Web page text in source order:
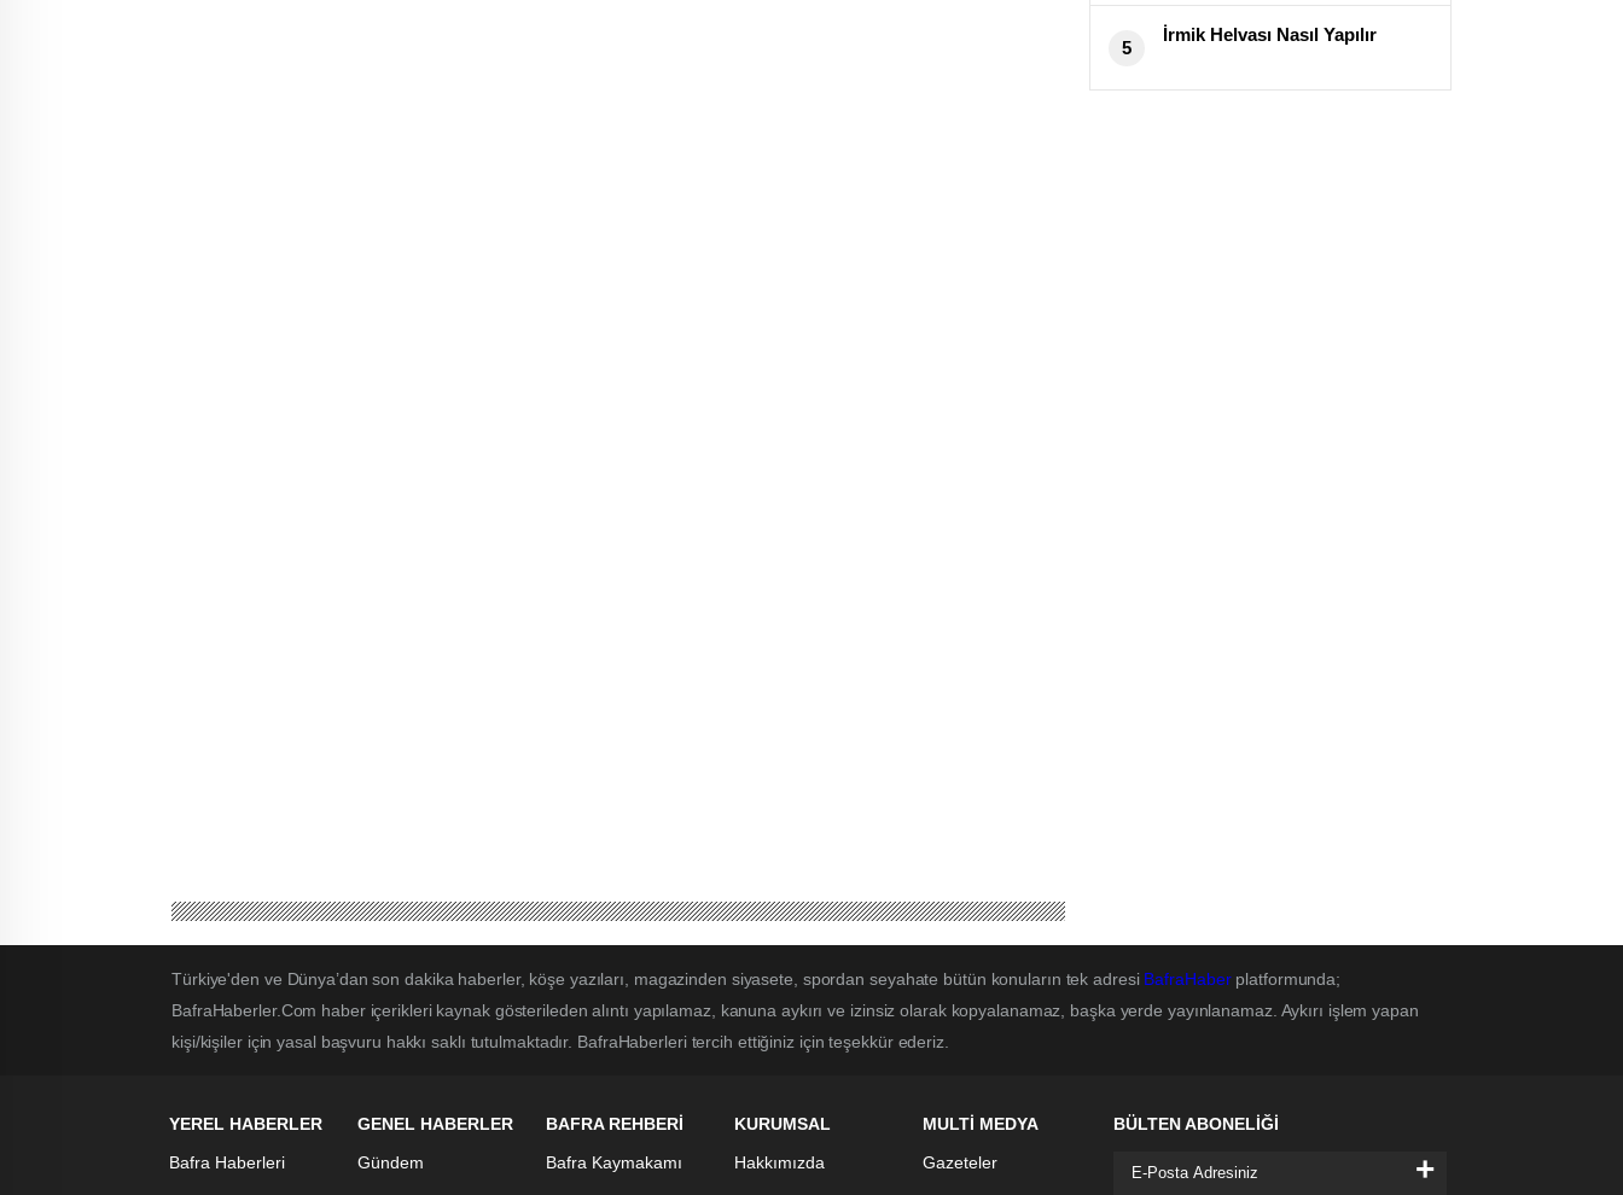
5
İrmik Helvası Nasıl Yapılır
Türkiye'den ve Dünya’dan son dakika haberler, köşe yazıları, magazinden siyasete, spordan seyahate bütün konuların tek adresi BafraHaberplatformunda;
BafraHaberler.Com haber içerikleri kaynak gösterileden alıntı yapılamaz, kanuna aykırı ve izinsiz olarak kopyalanamaz, başka yerde yayınlanamaz. Aykırı işlem yapan
kişi/kişiler için yasal başvuru hakkı saklı tutulmaktadır. BafraHaberleri tercih ettiğiniz için teşekkür ederiz.
YEREL HABERLER
Bafra Haberleri
GENEL HABERLER
Gündem
BAFRA REHBERİ
Bafra Kaymakamı
KURUMSAL
Hakkımızda
MULTİ MEDYA
Gazeteler
BÜLTEN ABONELİĞİ
+